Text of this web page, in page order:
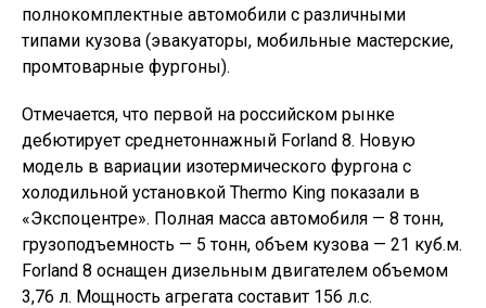
полнокомплектные автомобили с различными
типами кузова (эвакуаторы, мобильные мастерские,
промтоварные фургоны).
Отмечается, что первой на российском рынке
дебютирует среднетоннажный Forland 8. Новую
модель в вариации изотермического фургона с
холодильной установкой Thermo King показали в
«Экспоцентре». Полная масса автомобиля — 8 тонн,
грузоподъемность — 5 тонн, объем кузова — 21 куб.м.
Forland 8 оснащен дизельным двигателем объемом
3,76 л. Мощность агрегата составит 156 л.с.